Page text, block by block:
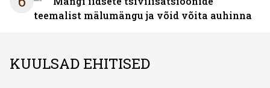
teemalist mälumängu ja võid võita auhinna
KUULSAD EHITISED